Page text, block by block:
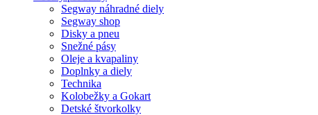
Segway náhradné diely
Segway shop
Disky a pneu
Snežné pásy
Oleje a kvapaliny
Doplnky a diely
Technika
Kolobežky a Gokart
Detské štvorkolky